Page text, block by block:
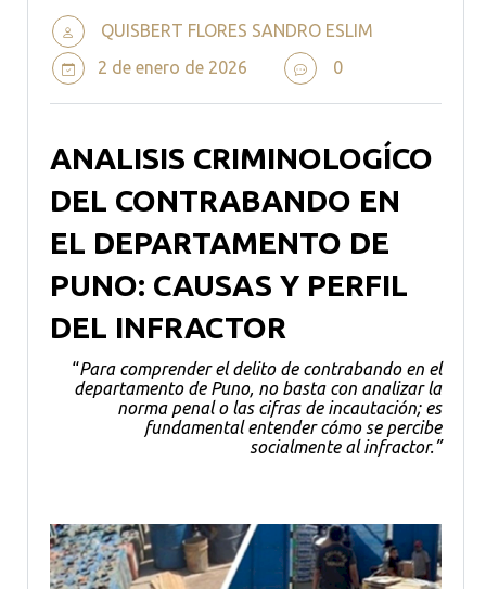
QUISBERT FLORES SANDRO ESLIM
2 de enero de 2026
0
ANALISIS CRIMINOLOGÍCO
DEL CONTRABANDO EN
EL DEPARTAMENTO DE
PUNO: CAUSAS Y PERFIL
DEL INFRACTOR
“Para comprender el delito de contrabando en el
departamento de Puno, no basta con analizar la
norma penal o las cifras de incautación; es
fundamental entender cómo se percibe
socialmente al infractor.”